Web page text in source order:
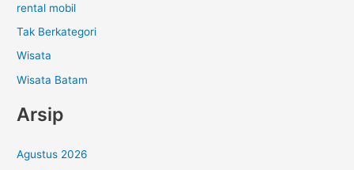
rental mobil
Tak Berkategori
Wisata
Wisata Batam
Arsip
Agustus 2026